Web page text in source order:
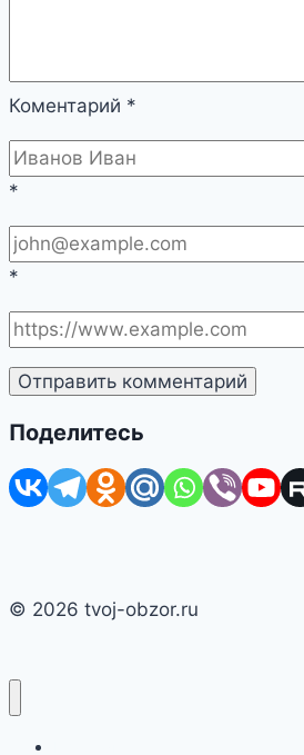
Коментарий *
*
*
Поделитесь
© 2026 tvoj-obzor.ru